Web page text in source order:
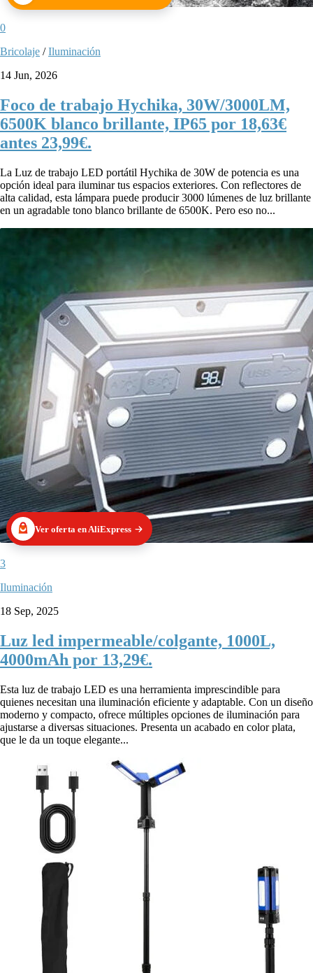
0
Bricolaje /Iluminación
14 Jun, 2026
Foco de trabajo Hychika, 30W/3000LM,
6500K blanco brillante, IP65 por 18,63€
antes 23,99€.
La Luz de trabajo LED portátil Hychika de 30W de potencia es una
opción ideal para iluminar tus espacios exteriores. Con reflectores de
alta calidad, esta lámpara puede producir 3000 lúmenes de luz brillante
en un agradable tono blanco brillante de 6500K. Pero eso no...
Ver oferta en AliExpress
3
Iluminación
18 Sep, 2025
Luz led impermeable/colgante, 1000L,
4000mAh por 13,29€.
Esta luz de trabajo LED es una herramienta imprescindible para
quienes necesitan una iluminación eficiente y adaptable. Con un diseño
moderno y compacto, ofrece múltiples opciones de iluminación para
ajustarse a diversas situaciones. Presenta un acabado en color plata,
que le da un toque elegante...